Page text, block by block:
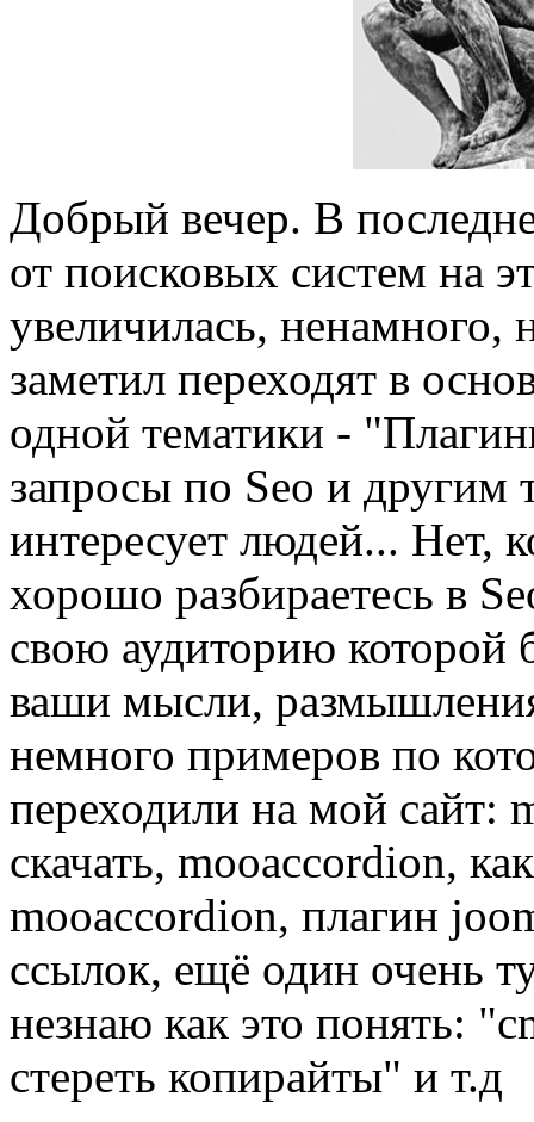
Добрый вечер. В
от поисковых систем на
увеличилась, ненамного,
заметил переходят в
одной тематики -
запросы по Seo и
интересует людей... Нет,
хорошо разбираетесь в
свою аудиторию которой
ваши мысли,
немного примеров по
переходили на мой сайт:
скачать, mooaccordion,
mooaccordion, плагин
ссылок, ещё один очень
незнаю как это понять:
стереть копирайты" и т.д